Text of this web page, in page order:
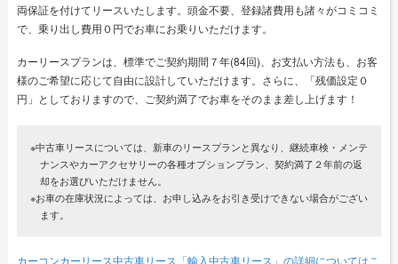
両保証を付けてリースいたします。頭金不要、登録諸費用も諸々がコミコミ
で、乗り出し費用０円でお車にお乗りいただけます。
カーリースプランは、標準でご契約期間７年(84回)、お支払い方法も、お客
様のご希望に応じて自由に設計していただけます。さらに、「残価設定０
円」としておりますので、ご契約満了でお車をそのまま差し上げます！
※中古車リースについては、新車のリースプランと異なり、継続車検・メンテ
ナンスやカーアクセサリーの各種オプションプラン、契約満了２年前の返
却をお選びいただけません。
※お車の在庫状況によっては、お申し込みをお引き受けできない場合がござい
ます。
カーコンカーリース中古車リース「輸入中古車リース」の詳細についてはこ